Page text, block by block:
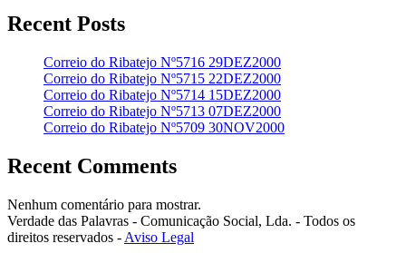
Recent Posts
Correio do Ribatejo Nº5716 29DEZ2000
Correio do Ribatejo Nº5715 22DEZ2000
Correio do Ribatejo Nº5714 15DEZ2000
Correio do Ribatejo Nº5713 07DEZ2000
Correio do Ribatejo Nº5709 30NOV2000
Recent Comments
Nenhum comentário para mostrar.
Verdade das Palavras - Comunicação Social, Lda. - Todos os
direitos reservados - Aviso Legal